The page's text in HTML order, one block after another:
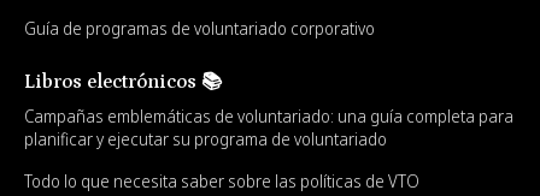
Guía de programas de voluntariado corporativo
Libros electrónicos 📚
Campañas emblemáticas de voluntariado: una guía completa para
planificar y ejecutar su programa de voluntariado
Todo lo que necesita saber sobre las políticas de VTO